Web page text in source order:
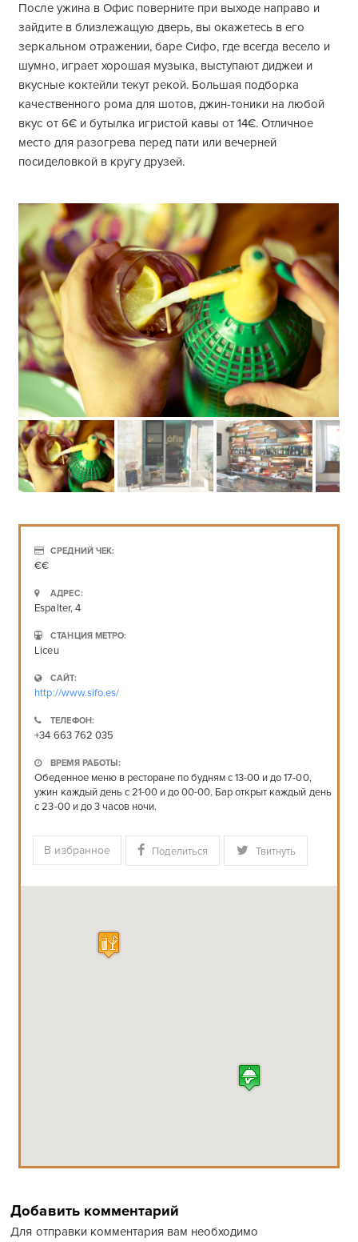
После ужина в Офис поверните при выходе направо и
зайдите в близлежащую дверь, вы окажетесь в его
зеркальном отражении, баре Сифо, где всегда весело и
шумно, играет хорошая музыка, выступают диджеи и
вкусные коктейли текут рекой. Большая подборка
качественного рома для шотов, джин-тоники на любой
вкус от 6€ и бутылка игристой кавы от 14€. Отличное
место для разогрева перед пати или вечерней
посиделовкой в кругу друзей.
СРЕДНИЙ ЧЕК:
€€
АДРЕС:
Espalter, 4
СТАНЦИЯ МЕТРО:
Liceu
САЙТ:
http://www.sifo.es/
ТЕЛЕФОН:
+34 663 762 035
ВРЕМЯ РАБОТЫ:
Обеденное меню в ресторане по будням с 13-00 и до 17-00,
ужин каждый день с 21-00 и до 00-00. Бар открыт каждый день
с 23-00 и до 3 часов ночи.
В избранное Поделиться Твитнуть
Добавить комментарий
Для отправки комментария вам необходимо